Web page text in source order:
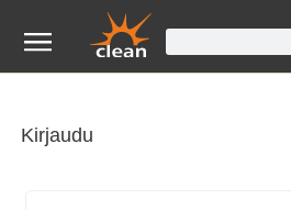
Kirjaudu